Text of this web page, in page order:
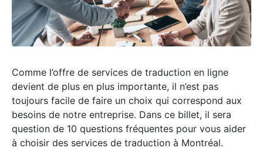
Comme l’offre de services de traduction en ligne
devient de plus en plus importante, il n’est pas
toujours facile de faire un choix qui correspond aux
besoins de notre entreprise. Dans ce billet, il sera
question de 10 questions fréquentes pour vous aider
à choisir des services de traduction à Montréal.